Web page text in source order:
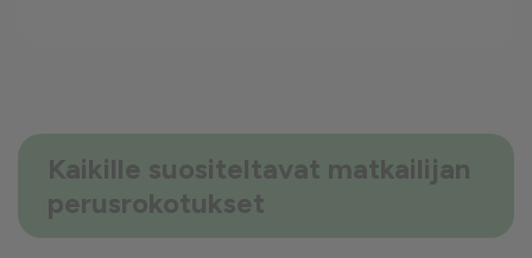
Kaikille suositeltavat matkailijan
perusrokotukset